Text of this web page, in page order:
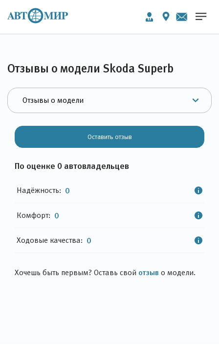
Отзывы о модели Skoda Superb
Хочешь быть первым? Оставь свой отзыв о модели.
Оставить отзыв
По оценке 0 автовладельцев
Надёжность: 0
Комфорт: 0
Ходовые качества: 0